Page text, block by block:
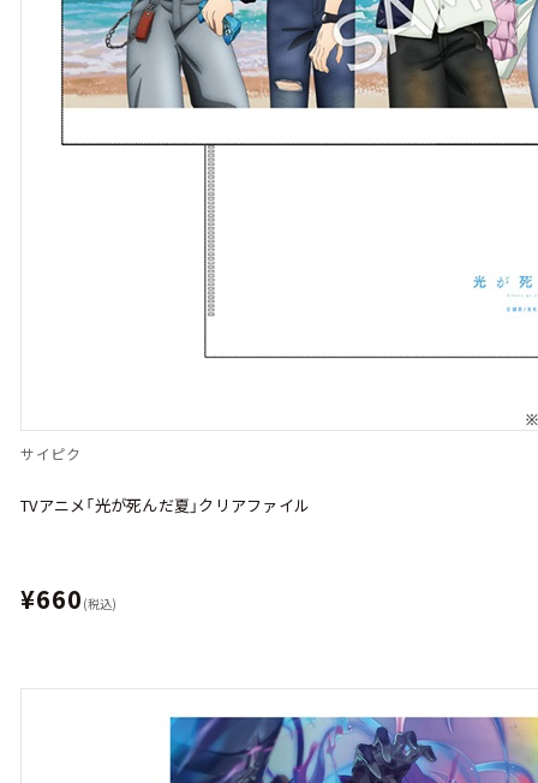
サイピク
TVアニメ「光が死んだ夏」クリアファイル
¥660 (税込)